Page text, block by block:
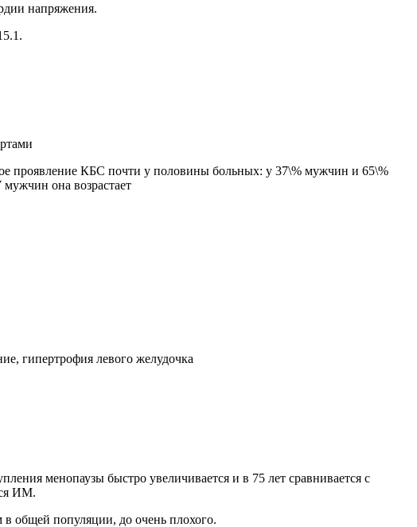
напряжения.
проявление КБС почти у половины больных: у 37\% мужчин и 65\%
она возрастает
гипертрофия левого желудочка
менопаузы быстро увеличивается и в 75 лет сравнивается с
ИМ.
общей популяции, до очень плохого.